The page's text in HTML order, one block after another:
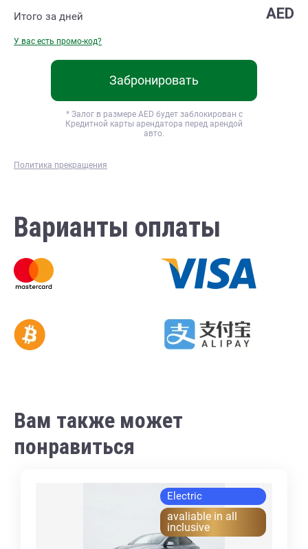
Итого за дней AED
У вас есть промо-код?
Политика прекращения
Забронировать
* Залог в размере AED будет заблокирован с
Кредитной карты арендатора перед арендой
авто.
Варианты оплаты
Вам также может
понравиться
Electric
avaliable in all
inclusive